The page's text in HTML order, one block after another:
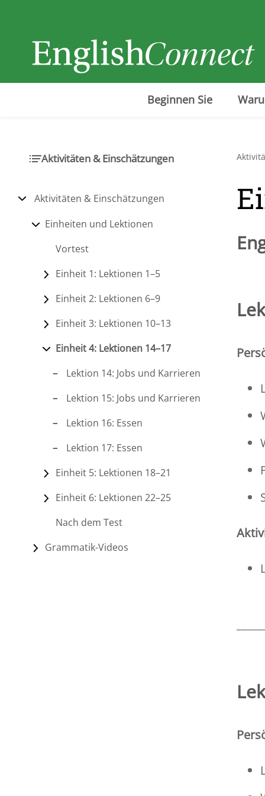
Beginnen Sie
Aktivitäten & Einschätzungen
Aktivitäten & Einschätzungen
Einheiten und Lektionen
Vortest
Einheit 1: Lektionen 1–5
Einheit 2: Lektionen 6–9
Einheit 3: Lektionen 10–13
Einheit 4: Lektionen 14–17
Lektion 14: Jobs und Karrieren
Lektion 15: Jobs und Karrieren
Lektion 16: Essen
Lektion 17: Essen
Einheit 5: Lektionen 18–21
Einheit 6: Lektionen 22–25
Nach dem Test
Grammatik-Videos